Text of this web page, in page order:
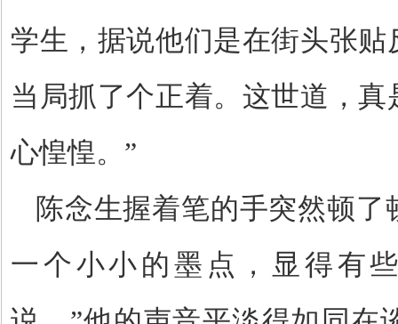
学生，据说他们是在街头张
当局抓了个正着。这世道，
心惶惶。 ”
陈念生握着笔的手突然顿
一个小小的墨点，显得有